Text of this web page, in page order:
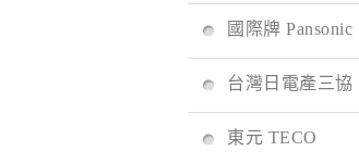
國際牌 Pansonic
台灣日電產三協
東元 TECO